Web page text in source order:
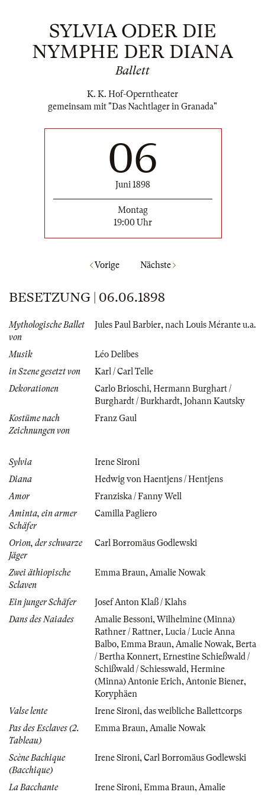
SYLVIA ODER DIE
NYMPHE DER DIANA
Ballett
K. K. Hof-Operntheater
gemeinsam mit "Das Nachtlager in Granada"
06
Juni 1898
Montag
19:00 Uhr
Vorige Nächste
BESETZUNG | 06.06.1898
Mythologische Ballet
von
Jules Paul Barbier, nach Louis Mérante u.a.
Musik
Léo Delibes
in Szene gesetzt von
Karl / Carl Telle
Dekorationen
Carlo Brioschi, Hermann Burghart /
Burghardt / Burkhardt, Johann Kautsky
Kostüme nach
Zeichnungen von
Franz Gaul
Sylvia
Irene Sironi
Diana
Hedwig von Haentjens / Hentjens
Amor
Franziska / Fanny Well
Aminta, ein armer
Schäfer
Camilla Pagliero
Orion, der schwarze
Jäger
Carl Borromäus Godlewski
Zwei äthiopische
Sclaven
Emma Braun, Amalie Nowak
Ein junger Schäfer
Josef Anton Klaß / Klahs
Dans des Naiades
Amalie Bessoni, Wilhelmine (Minna)
Rathner / Rattner, Lucia / Lucie Anna
Balbo, Emma Braun, Amalie Nowak, Berta
/ Bertha Konnert, Ernestine Schießwald /
Schißwald / Schiesswald, Hermine
(Minna) Antonie Erich, Antonie Biener,
Koryphäen
Valse lente
Irene Sironi, das weibliche Ballettcorps
Pas des Esclaves (2.
Tableau)
Emma Braun, Amalie Nowak
Scène Bachique
(Bacchique)
Irene Sironi, Carl Borromäus Godlewski
La Bacchante Irene Sironi, Emma Braun, Amalie